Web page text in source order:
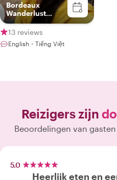
Bordeaux
Wanderlust
Ambassador
13 reviews
English・Tiếng Việt
Reizigers zijn
Beoordelingen van
5.0
Heerlijk eten en